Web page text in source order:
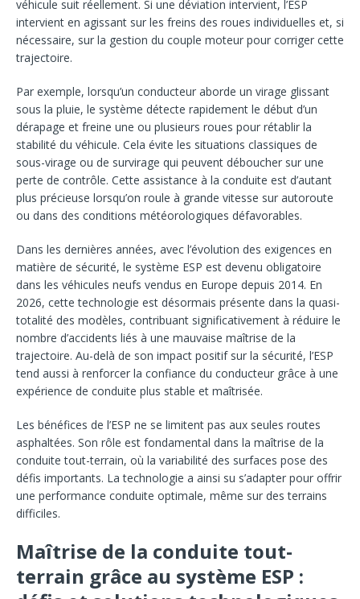
véhicule suit réellement. Si une déviation intervient, l’ESP
intervient en agissant sur les freins des roues individuelles et, si
nécessaire, sur la gestion du couple moteur pour corriger cette
trajectoire.
Par exemple, lorsqu’un conducteur aborde un virage glissant
sous la pluie, le système détecte rapidement le début d’un
dérapage et freine une ou plusieurs roues pour rétablir la
stabilité du véhicule. Cela évite les situations classiques de
sous-virage ou de survirage qui peuvent déboucher sur une
perte de contrôle. Cette assistance à la conduite est d’autant
plus précieuse lorsqu’on roule à grande vitesse sur autoroute
ou dans des conditions météorologiques défavorables.
Dans les dernières années, avec l’évolution des exigences en
matière de sécurité, le système ESP est devenu obligatoire
dans les véhicules neufs vendus en Europe depuis 2014. En
2026, cette technologie est désormais présente dans la quasi-
totalité des modèles, contribuant significativement à réduire le
nombre d’accidents liés à une mauvaise maîtrise de la
trajectoire. Au-delà de son impact positif sur la sécurité, l’ESP
tend aussi à renforcer la confiance du conducteur grâce à une
expérience de conduite plus stable et maîtrisée.
Les bénéfices de l’ESP ne se limitent pas aux seules routes
asphaltées. Son rôle est fondamental dans la maîtrise de la
conduite tout-terrain, où la variabilité des surfaces pose des
défis importants. La technologie a ainsi su s’adapter pour offrir
une performance conduite optimale, même sur des terrains
difficiles.
Maîtrise de la conduite tout-
terrain grâce au système ESP :